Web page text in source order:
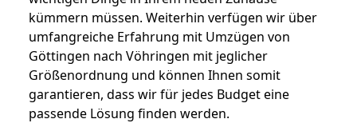
kümmern müssen. Weiterhin verfügen wir über
umfangreiche Erfahrung mit Umzügen von
Göttingen nach Vöhringen mit jeglicher
Größenordnung und können Ihnen somit
garantieren, dass wir für jedes Budget eine
passende Lösung finden werden.